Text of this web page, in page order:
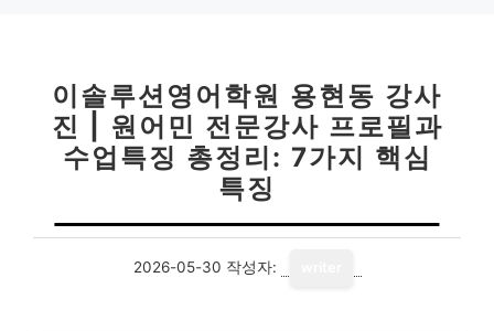
이솔루션영어학원 용현동 강사
진 | 원어민 전문강사 프로필과
수업특징 총정리: 7가지 핵심
특징
2026-05-30 작성자: